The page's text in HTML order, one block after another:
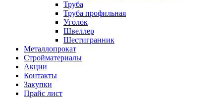
Труба
Труба профильная
Уголок
Швеллер
Шестигранник
Металлопрокат
Стройматериалы
Акции
Контакты
Закупки
Прайс лист